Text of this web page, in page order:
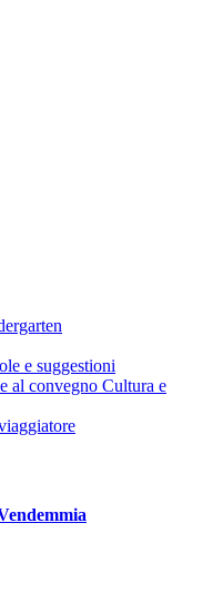
e suggestioni
al convegno Cultura e